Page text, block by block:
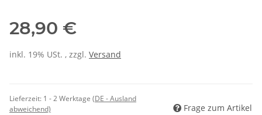
28,90 €
inkl. 19% USt. , zzgl. Versand
Lieferzeit: 1 - 2 Werktage (DE - Ausland
abweichend)
Frage zum Artikel